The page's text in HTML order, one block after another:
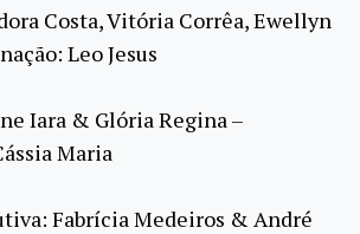
Costa, Vitória Corrêa, Ewellyn
Leo Jesus
Iara & Glória Regina –
Maria
Fabrícia Medeiros & André